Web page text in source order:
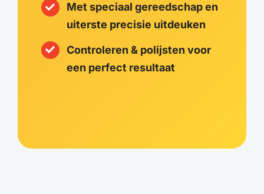
Met speciaal gereedschap en
uiterste precisie uitdeuken
Controleren & polijsten voor
een perfect resultaat